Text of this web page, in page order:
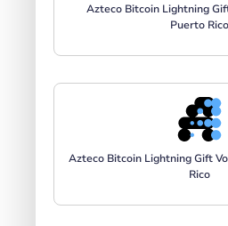
Azteco Bitcoin Lightning
Puerto Rico
Azteco Bitcoin Lightning Gift
Rico